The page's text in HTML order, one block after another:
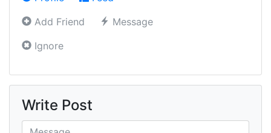
Add Friend
Message
Ignore
Write Post